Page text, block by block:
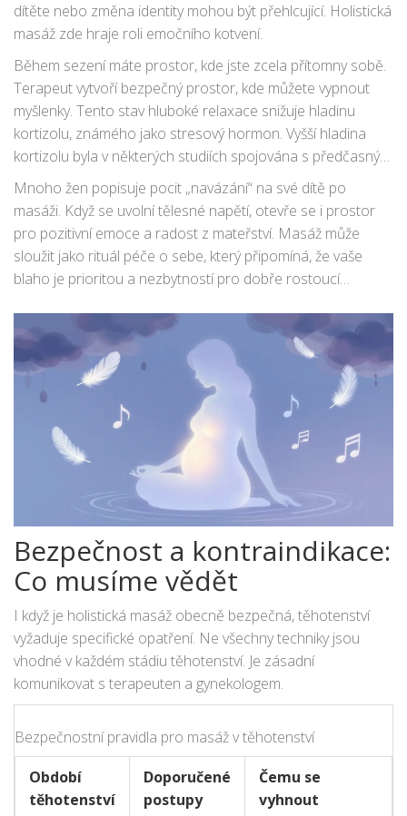
dítěte nebo změna identity mohou být přehlcující. Holistická
masáž zde hraje roli emočního kotvení.
Během sezení máte prostor, kde jste zcela přítomny sobě.
Terapeut vytvoří bezpečný prostor, kde můžete vypnout
myšlenky. Tento stav hluboké relaxace snižuje hladinu
kortizolu, známého jako stresový hormon. Vyšší hladina
kortizolu byla v některých studiích spojována s předčasným
nástupem porodu nebo nižší porodní vahou dítěte.
Snížením stresu tedy nepřímo podporujete i zdravý vývoj
Mnoho žen popisuje pocit „navázání“ na své dítě po
masáži. Když se uvolní tělesné napětí, otevře se i prostor
pro pozitivní emoce a radost z mateřství. Masáž může
sloužit jako rituál péče o sebe, který připomíná, že vaše
blaho je prioritou a nezbytností pro dobře rostoucí
Bezpečnost a kontraindikace:
Co musíme vědět
I když je holistická masáž obecně bezpečná, těhotenství
vyžaduje specifické opatření. Ne všechny techniky jsou
vhodné v každém stádiu těhotenství. Je zásadní
komunikovat s terapeuten a gynekologem.
Bezpečnostní pravidla pro masáž v těhotenství
Období
těhotenství
Doporučené
postupy
Čemu se
vyhnout